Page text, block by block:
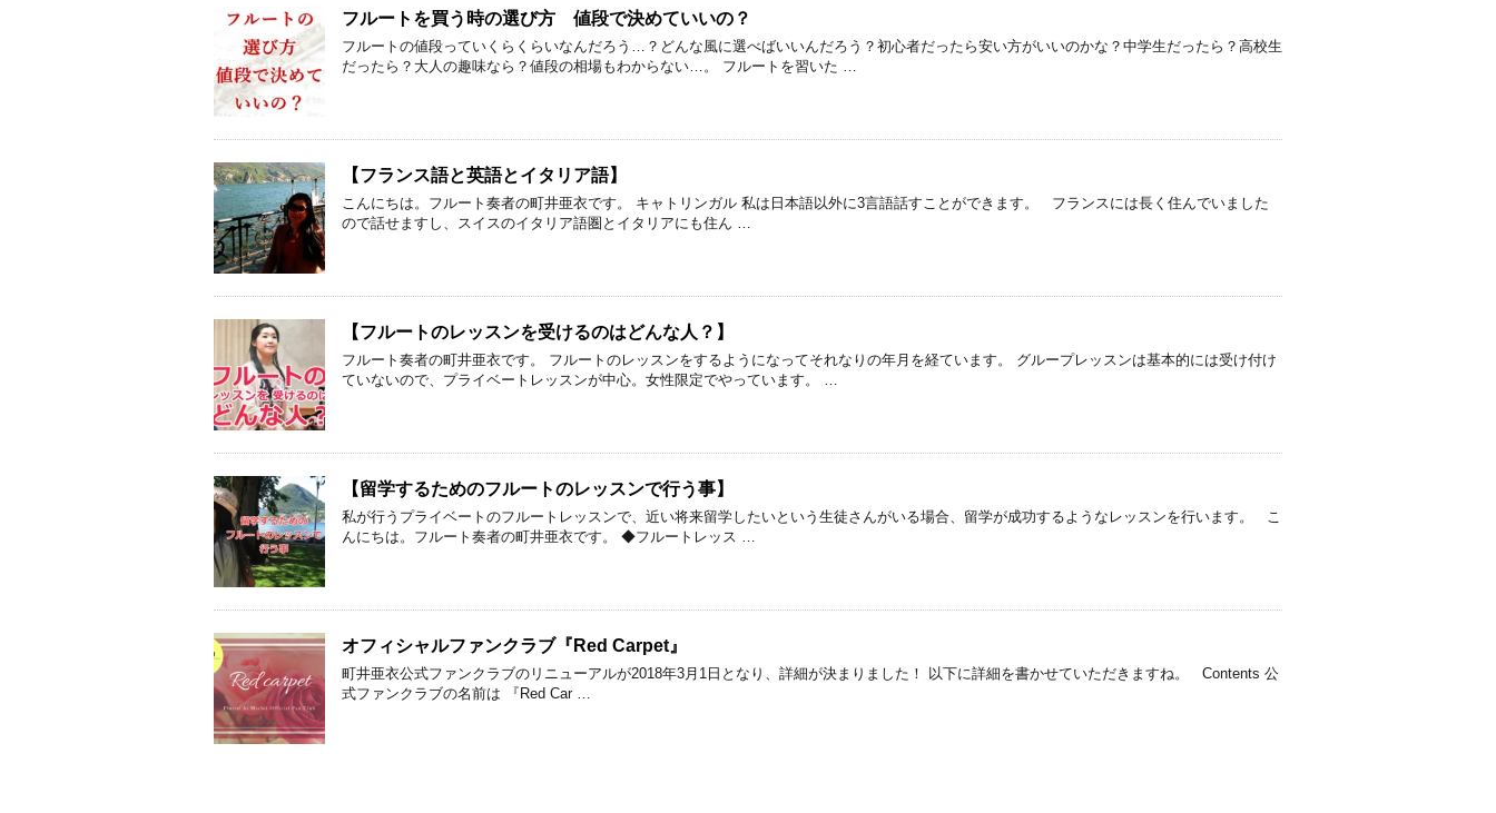
フルートを買う時の選び方 値段で決めていいの？
フルートの値段っていくらくらいなんだろう…？どんな風に選べばいいんだろう？初心者だったら安い方がいいのかな？中学生だったら？高校生
だったら？大人の趣味なら？値段の相場もわからない…。 フルートを習いた …
【フランス語と英語とイタリア語】
こんにちは。フルート奏者の町井亜衣です。 キャトリンガル 私は日本語以外に3言語話すことができます。 フランスには長く住んでいました
ので話せますし、スイスのイタリア語圏とイタリアにも住ん …
【フルートのレッスンを受けるのはどんな人？】
フルート奏者の町井亜衣です。 フルートのレッスンをするようになってそれなりの年月を経ています。 グループレッスンは基本的には受け付け
ていないので、プライベートレッスンが中心。女性限定でやっています。 …
【留学するためのフルートのレッスンで行う事】
私が行うプライベートのフルートレッスンで、近い将来留学したいという生徒さんがいる場合、留学が成功するようなレッスンを行います。 こ
んにちは。フルート奏者の町井亜衣です。 ◆フルートレッス …
オフィシャルファンクラブ『Red Carpet』
町井亜衣公式ファンクラブのリニューアルが2018年3月1日となり、詳細が決まりました！ 以下に詳細を書かせていただきますね。 Contents 公
式ファンクラブの名前は 『Red Car …